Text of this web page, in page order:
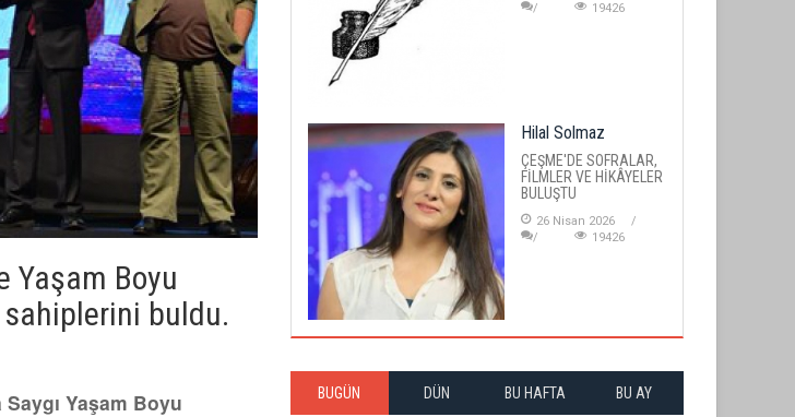
Yaşam Boyu
sahiplerini buldu.
Yaşam Boyu
19426
Hilal Solmaz
ÇEŞME'DE SOFRALAR,
FİLMLER VE HİKÂYELER
BULUŞTU
26 Nisan 2026
19426
BUGÜN DÜN BU HAFTA BU AY